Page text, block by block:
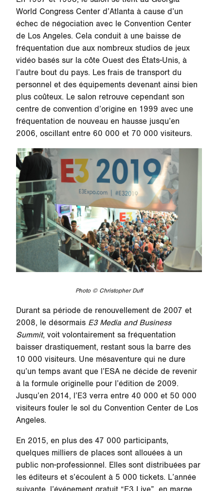
World Congress Center d’Atlanta à cause d’un
échec de négociation avec le Convention Center
de Los Angeles. Cela conduit à une baisse de
fréquentation due aux nombreux studios de jeux
vidéo basés sur la côte Ouest des États-Unis, à
l’autre bout du pays. Les frais de transport du
personnel et des équipements devenant ainsi bien
plus coûteux. Le salon retrouve cependant son
centre de convention d’origine en 1999 avec une
fréquentation de nouveau en hausse jusqu’en
2006, oscillant entre 60 000 et 70 000 visiteurs.
Photo © Christopher Duff
Durant sa période de renouvellement de 2007 et
2008, le désormais E3 Media and Business
Summit, voit volontairement sa fréquentation
baisser drastiquement, restant sous la barre des
10 000 visiteurs. Une mésaventure qui ne dure
qu’un temps avant que l’ESA ne décide de revenir
à la formule originelle pour l’édition de 2009.
Jusqu’en 2014, l’E3 verra entre 40 000 et 50 000
visiteurs fouler le sol du Convention Center de Los
Angeles.
En 2015, en plus des 47 000 participants,
quelques milliers de places sont allouées à un
public non-professionnel. Elles sont distribuées par
les éditeurs et s’écoulent à 5 000 tickets. L’année